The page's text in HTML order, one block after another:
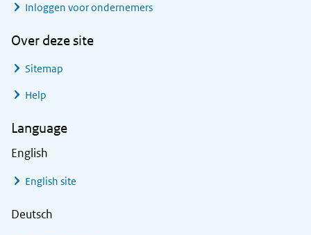
Inloggen voor ondernemers
Over deze site
Sitemap
Help
Language
English
English site
Deutsch